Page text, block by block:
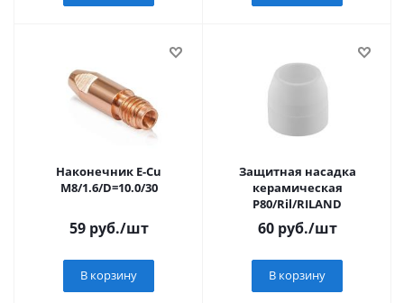
Наконечник E-Cu
M8/1.6/D=10.0/30
59руб./шт
В корзину
Защитная насадка
керамическая
P80/Ril/RILAND
60руб./шт
В корзину